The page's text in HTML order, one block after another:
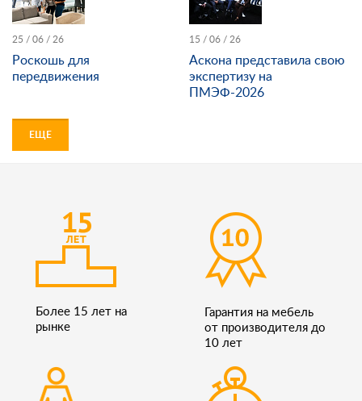
25 / 06 / 26
Роскошь для
передвижения
15 / 06 / 26
Аскона представила свою
экспертизу на
ПМЭФ-2026
ЕЩЕ
Более 15 лет на
рынке
Гарантия на мебель
от производителя до
10 лет